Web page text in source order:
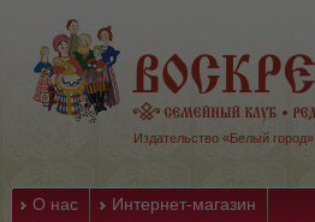
Издательство «Белый город»
О нас Интернет-магазин